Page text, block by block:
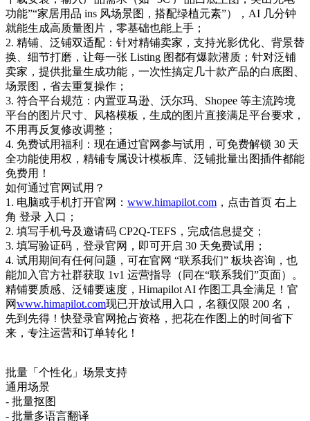
功能”“家居用品 ins 风场景图，搭配绿植元素”），AI 几分钟
就能生成高质量图片，零基础也能上手；
2. 精铺、泛铺双适配：针对精铺卖家，支持光影优化、背景替
换、细节打磨，让每一张 Listing 图都有爆款潜质；针对泛铺
卖家，提供批量生成功能，一次性搞定几十款产品的白底图、
场景图，省去重复操作；
3. 符合平台规范：内置亚马逊、沃尔玛、Shopee 等主流跨境
平台的图片尺寸、风格模板，生成的图片直接满足平台要求，
不用再反复修改调整；
4. 免费试用福利：现在通过官网参与试用，可免费解锁 30 天
全功能使用权，精铺专属设计模板库、泛铺批量出图插件都能
免费用！
如何通过官网试用？
1. 电脑或手机打开官网： www.himapilot.com ，点击首页 右上
角 登录 入口；
2. 填写手机号及邀请码 CP2Q-TEFS，完成信息提交；
3. 填写验证码，登录官网，即可开启 30 天免费试用；
4. 试用期间有任何问题，可在官网 “联系我们” 板块咨询，也
能加入官方社群获取 1v1 运营指导（同在“联系我们”页面）。
精铺要质感、泛铺要速度，Himapilot AI 作图工具全满足！官
网www.himapilot.com现已开放试用入口，名额仅限 200 名，
先到先得！快登录官网抢占资格，把花在作图上的时间省下
来，专注运营和订单转化！
批量「个性化」场景支持
通用场景
- 批量抠图
- 批量多语言翻译